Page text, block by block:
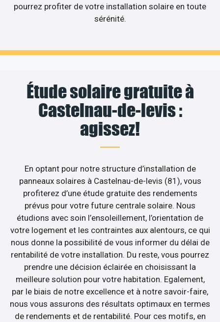
pourrez profiter de votre installation solaire en toute
sérénité.
Étude solaire gratuite à
Castelnau-de-levis :
agissez!
En optant pour notre structure d’installation de
panneaux solaires à Castelnau-de-levis (81), vous
profiterez d’une étude gratuite des rendements
prévus pour votre future centrale solaire. Nous
étudions avec soin l’ensoleillement, l’orientation de
votre logement et les contraintes aux alentours, ce qui
nous donne la possibilité de vous informer du délai de
rentabilité de votre installation. Du reste, vous pourrez
prendre une décision éclairée en choisissant la
meilleure solution pour votre habitation. Egalement,
par le biais de notre excellence et à notre savoir-faire,
nous vous assurons des résultats optimaux en termes
de rendements et de rentabilité. Pour ces motifs, en